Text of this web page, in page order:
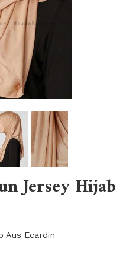
Jersey Hijab
Aus Ecardin